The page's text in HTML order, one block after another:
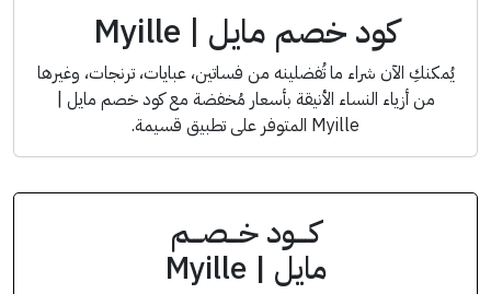
كود خصم مايل | Myille
يُمكنكِ الآن شراء ما تُفضلينه من فساتين، عبايات، ترنجات، وغيرها
من أزياء النساء الأنيقة بأسعار مُخفضة مع كود خصم مايل |
Myille المتوفر على تطبيق قسيمة.
كــــود خـــصـــم
مايل | Myille